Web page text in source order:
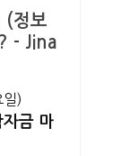
(정보
- Jina
)
자금 마